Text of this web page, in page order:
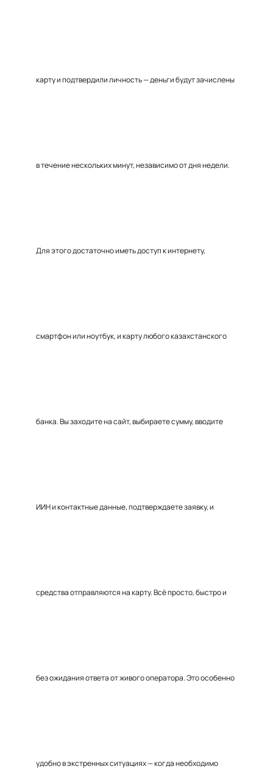
карту и подтвердили личность — деньги будут зачислены
в течение нескольких минут, независимо от дня недели.
Для этого достаточно иметь доступ к интернету,
смартфон или ноутбук, и карту любого казахстанского
банка. Вы заходите на сайт, выбираете сумму, вводите
ИИН и контактные данные, подтверждаете заявку, и
средства отправляются на карту. Всё просто, быстро и
без ожидания ответа от живого оператора. Это особенно
удобно в экстренных ситуациях — когда необходимо